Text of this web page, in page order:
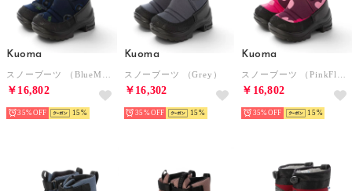
Kuoma
スノーブーツ （BlueMonster）
￥16,802
35% 15
Kuoma
スノーブーツ （Grey）
￥16,302
35% 15
Kuoma
スノーブーツ （PinkFlower）
￥16,802
35% 15